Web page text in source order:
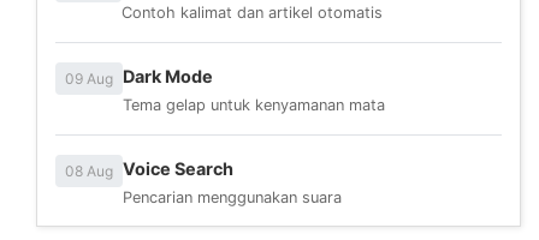
Contoh kalimat dan artikel otomatis
09 Aug Dark Mode
Tema gelap untuk kenyamanan mata
08 Aug Voice Search
Pencarian menggunakan suara